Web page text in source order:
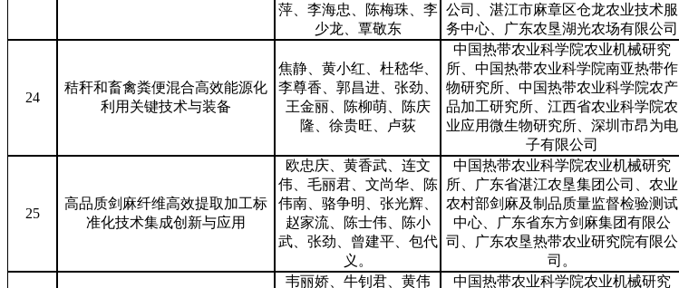
萍、李海忠、陈梅珠、李
少龙、覃敬东
公司、湛江市麻章区仓龙农业技术服
务中心、广东农垦湖光农场有限公司
24
秸秆和畜禽粪便混合高效能源化
利用关键技术与装备
焦静、黄小红、杜嵇华、
李尊香、郭昌进、张劲、
王金丽、陈柳萌、陈庆
隆、徐贵旺、卢荻
中国热带农业科学院农业机械研究
所、中国热带农业科学院南亚热带作
物研究所、中国热带农业科学院农产
品加工研究所、江西省农业科学院农
业应用微生物研究所、深圳市昂为电
子有限公司
25
高品质剑麻纤维高效提取加工标
准化技术集成创新与应用
欧忠庆、黄香武、连文
伟、毛丽君、文尚华、陈
伟南、骆争明、张光辉、
赵家流、陈士伟、陈小
武、张劲、曾建平、包代
义。
中国热带农业科学院农业机械研究
所、广东省湛江农垦集团公司、农业
农村部剑麻及制品质量监督检验测试
中心、广东省东方剑麻集团有限公
司、广东农垦热带农业研究院有限公
司。
韦丽娇、牛钊君、黄伟
中国热带农业科学院农业机械研究